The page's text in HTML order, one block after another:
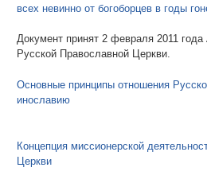
всех невинно от богоборцев в годы
Документ принят 2 февраля 2011
Русской Православной Церкви.
Основные принципы отношения
инославию
Концепция миссионерской
Церкви